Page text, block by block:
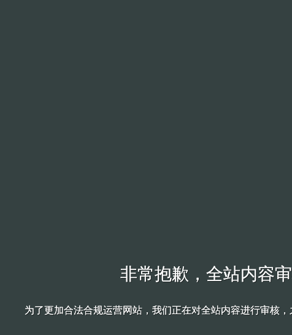
非常抱歉，全站内容
为了更加合法合规运营网站，我们正在对全站内容进行审核，
非常抱歉，全站内容
为了更加合法合规运营网站，我们正在对全站内容进行审核，